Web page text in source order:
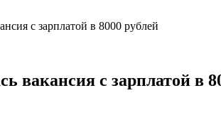
с зарплатой в 8000 рублей
вакансия с зарплатой в